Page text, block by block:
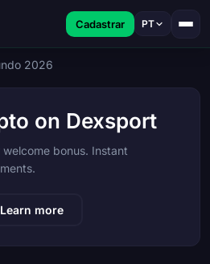
Cadastrar PT
2026
on Dexsport
bonus. Instant
Learn more